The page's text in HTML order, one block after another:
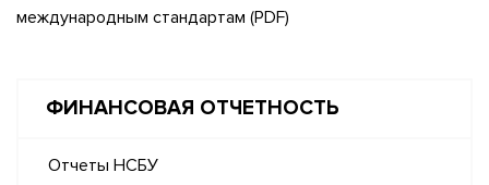
международным стандартам (PDF)
ФИНАНСОВАЯ ОТЧЕТНОСТЬ
Отчеты НСБУ